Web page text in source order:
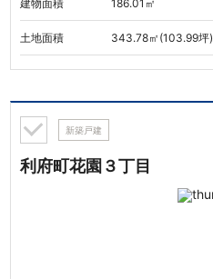
建物面積 186.01㎡
土地面積 343.78㎡(103.99坪)
新築戸建
利府町花園３丁目